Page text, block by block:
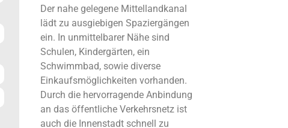
Der nahe gelegene Mittellandkanal
lädt zu ausgiebigen Spaziergängen
ein. In unmittelbarer Nähe sind
Schulen, Kindergärten, ein
Schwimmbad, sowie diverse
Einkaufsmöglichkeiten vorhanden.
Durch die hervorragende Anbindung
an das öffentliche Verkehrsnetz ist
auch die Innenstadt schnell zu